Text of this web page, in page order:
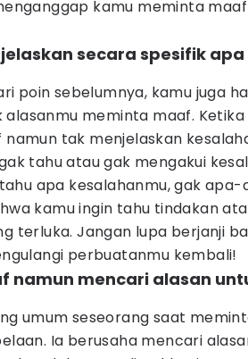
kamu meminta
secara spesifik
poin sebelumnya, kamu juga
alasanmu meminta maaf.
tak menjelaskan
tahu atau gak mengakui
apa kesalahanmu, gak
kamu ingin tahu tindakan
terluka. Jangan lupa berjanji
perbuatanmu kembali!
namun mencari alasan
umum seseorang saat
Ia berusaha mencari